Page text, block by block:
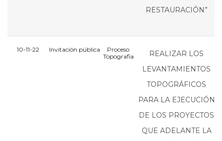
RESTAURACIÓN”
10-11-22 Invitación pública
Proceso
Topografia
REALIZAR LOS
LEVANTAMIENTOS
TOPOGRÁFICOS
PARA LA EJECUCIÓN
DE LOS PROYECTOS
QUE ADELANTE LA